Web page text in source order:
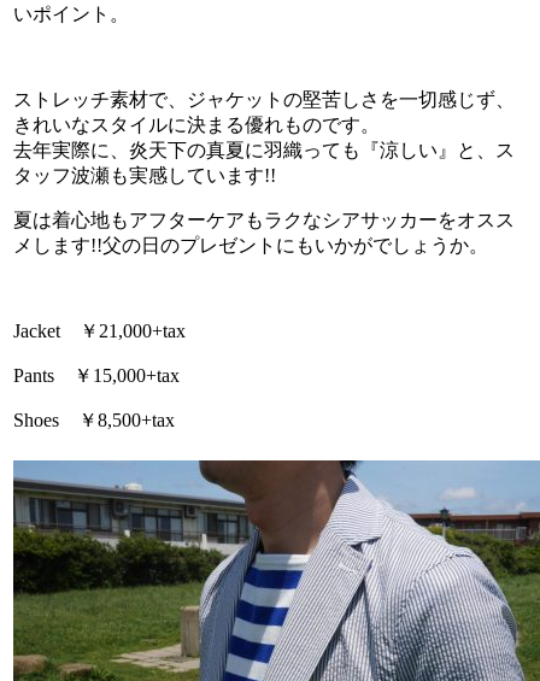
いポイント。
ストレッチ素材で、ジャケットの堅苦しさを一切感じず、
きれいなスタイルに決まる優れものです。
去年実際に、炎天下の真夏に羽織っても『涼しい』と、ス
タッフ波瀬も実感しています!!
夏は着心地もアフターケアもラクなシアサッカーをオスス
メします!!父の日のプレゼントにもいかがでしょうか。
Jacket ￥21,000+tax
Pants ￥15,000+tax
Shoes ￥8,500+tax